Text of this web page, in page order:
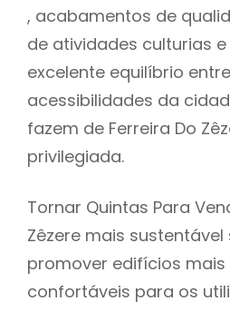
, acabamentos de
de atividades culturias
excelente equilíbrio
acessibilidades da
fazem de Ferreira Do
privilegiada.
Tornar Quintas Para
Zêzere mais
promover edifícios mais
confortáveis para os